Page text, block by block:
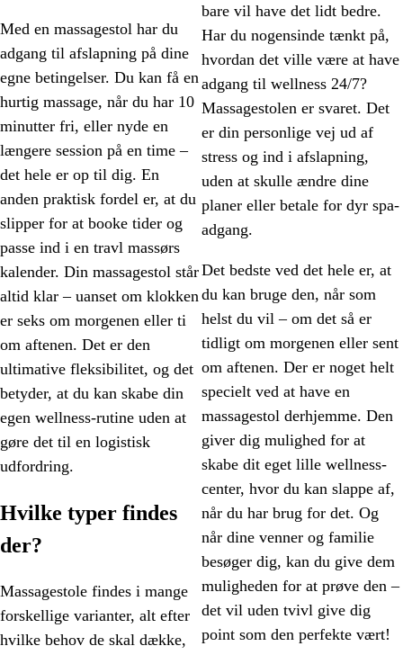
Med en massagestol har du
adgang til afslapning på dine
egne betingelser. Du kan få en
hurtig massage, når du har 10
minutter fri, eller nyde en
længere session på en time –
det hele er op til dig. En
anden praktisk fordel er, at du
slipper for at booke tider og
passe ind i en travl massørs
kalender. Din massagestol står
altid klar – uanset om klokken
er seks om morgenen eller ti
om aftenen. Det er den
ultimative fleksibilitet, og det
betyder, at du kan skabe din
egen wellness-rutine uden at
gøre det til en logistisk
udfordring.
Hvilke typer findes
der?
Massagestole findes i mange
forskellige varianter, alt efter
hvilke behov de skal dække,
bare vil have det lidt bedre.
Har du nogensinde tænkt på,
hvordan det ville være at have
adgang til wellness 24/7?
Massagestolen er svaret. Det
er din personlige vej ud af
stress og ind i afslapning,
uden at skulle ændre dine
planer eller betale for dyr spa-
adgang.
Det bedste ved det hele er, at
du kan bruge den, når som
helst du vil – om det så er
tidligt om morgenen eller sent
om aftenen. Der er noget helt
specielt ved at have en
massagestol derhjemme. Den
giver dig mulighed for at
skabe dit eget lille wellness-
center, hvor du kan slappe af,
når du har brug for det. Og
når dine venner og familie
besøger dig, kan du give dem
muligheden for at prøve den –
det vil uden tvivl give dig
point som den perfekte vært!